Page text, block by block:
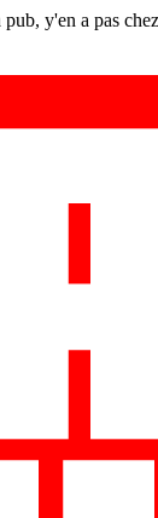
y'en a pas